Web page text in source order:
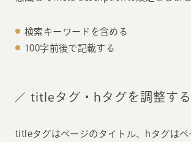
検索キーワードを含める
100字前後で記載する
titleタグ・hタグを調整する
titleタグはページのタイトル、hタグはペ